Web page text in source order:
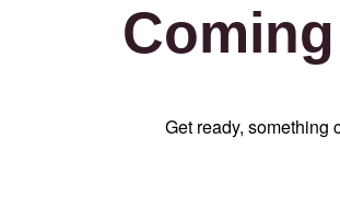
Get ready, something